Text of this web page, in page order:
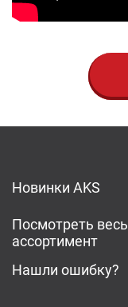
Новинки AKS
Посмотреть весь
ассортимент
Нашли ошибку?